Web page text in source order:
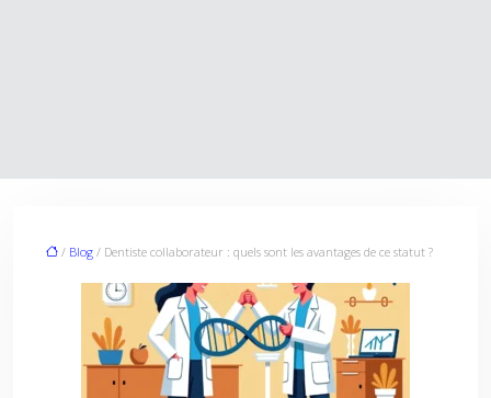
/ Blog / Dentiste collaborateur : quels sont les avantages de ce statut ?